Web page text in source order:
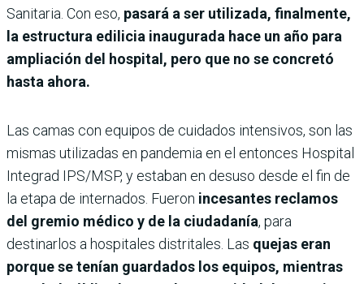
Sanitaria. Con eso, pasará a ser utilizada, finalmente,
la estructura edilicia inaugurada hace un año para
ampliación del hospital, pero que no se concretó
hasta ahora.
Las camas con equipos de cuidados intensivos, son las
mismas utilizadas en pandemia en el entonces Hospital
Integrad IPS/MSP, y estaban en desuso desde el fin de
la etapa de internados. Fueron incesantes reclamos
del gremio médico y de la ciudadanía, para
destinarlos a hospitales distritales. Las quejas eran
porque se tenían guardados los equipos, mientras